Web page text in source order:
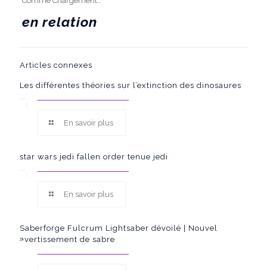
en relation
Articles connexes
Les différentes théories sur l’extinction des dinosaures
En savoir plus
star wars jedi fallen order tenue jedi
En savoir plus
Saberforge Fulcrum Lightsaber dévoilé | Nouvel
avertissement de sabre